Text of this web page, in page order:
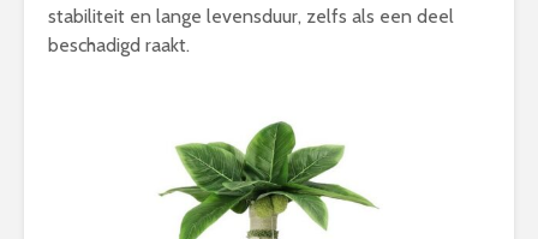
stabiliteit en lange levensduur, zelfs als een deel
beschadigd raakt.